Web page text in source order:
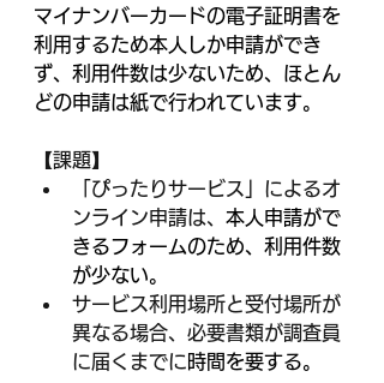
マイナンバーカードの電子証明書を
利用するため本人しか申請ができ
ず、利用件数は少ないため、ほとん
どの申請は紙で行われています。
【課題】
「ぴったりサービス」によるオ
ンライン申請は、 本人申請がで
きるフォームのため、利用件数
が少ない。
サービス利用場所と受付場所が
異なる場合、必要書類が調査員
に届くまでに 時間を要する。